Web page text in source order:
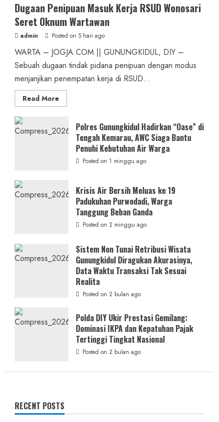
Dugaan Penipuan Masuk Kerja RSUD Wonosari
Seret Oknum Wartawan
admin Posted on 5 hari ago
WARTA – JOGJA.COM || GUNUNGKIDUL, DIY –
Sebuah dugaan tindak pidana penipuan dengan modus
menjanjikan penempatan kerja di RSUD...
Read More
more
Penipuan
Masuk
RSUD
Wonosari
Seret
Polres Gunungkidul Hadirkan “Oase” di
Tengah Kemarau, AWC Siaga Bantu
Penuhi Kebutuhan Air Warga
Posted on 1 minggu ago
Krisis Air Bersih Meluas ke 19
Padukuhan Purwodadi, Warga
Tanggung Beban Ganda
Posted on 2 minggu ago
Sistem Non Tunai Retribusi Wisata
Gunungkidul Diragukan Akurasinya,
Data Waktu Transaksi Tak Sesuai
Realita
Posted on 2 bulan ago
Polda DIY Ukir Prestasi Gemilang:
Dominasi IKPA dan Kepatuhan Pajak
Tertinggi Tingkat Nasional
Posted on 2 bulan ago
RECENT POSTS